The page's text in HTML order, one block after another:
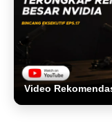
Video